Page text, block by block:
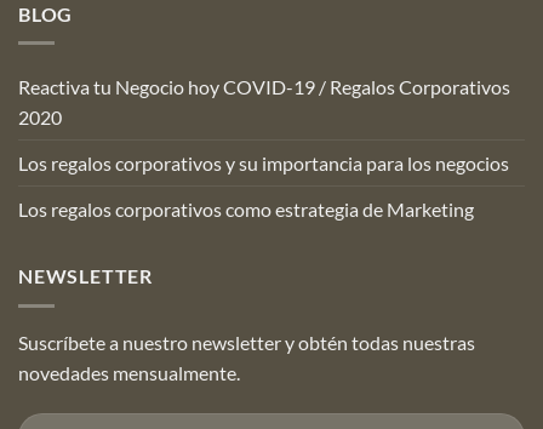
BLOG
Reactiva tu Negocio hoy COVID-19 / Regalos Corporativos
2020
Los regalos corporativos y su importancia para los negocios
Los regalos corporativos como estrategia de Marketing
NEWSLETTER
Suscríbete a nuestro newsletter y obtén todas nuestras
novedades mensualmente.